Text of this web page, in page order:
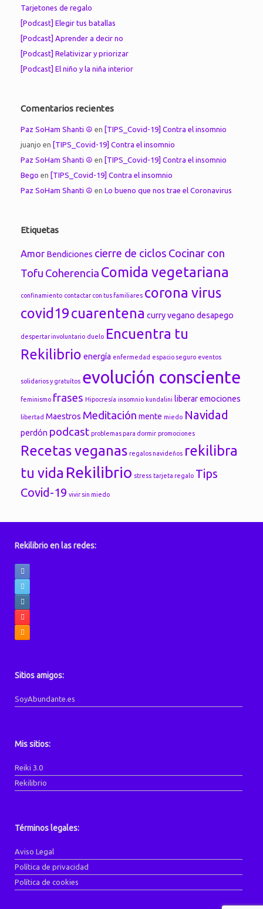
Tarjetones de regalo
[Podcast] Elegir tus batallas
[Podcast] Aprender a decir no
[Podcast] Relativizar y priorizar
[Podcast] El niño y la niña interior
Comentarios recientes
Paz SoHam Shanti ☮ en [TIPS_Covid-19] Contra el insomnio
juanjo en [TIPS_Covid-19] Contra el insomnio
Paz SoHam Shanti ☮ en [TIPS_Covid-19] Contra el insomnio
Bego en [TIPS_Covid-19] Contra el insomnio
Paz SoHam Shanti ☮ en Lo bueno que nos trae el Coronavirus
Etiquetas
Amor Bendiciones cierre de ciclos Cocinar con
Tofu Coherencia Comida vegetariana
confinamiento contactar con tus familiares corona virus
covid19cuarentena curry vegano desapego
despertar involuntario duelo Encuentra tu
Rekilibrio energía enfermedad espacio seguro eventos
solidarios y gratuítos evolución consciente
feminismo frases Hipocresía insomnio kundalini liberar emociones
libertad Maestros Meditación mente miedo Navidad
perdón podcast problemas para dormir promociones
Recetas veganas regalos navideños rekilibra
tu vida Rekilibrio stress tarjeta regalo Tips
Covid-19 vivir sin miedo
Rekilibrio en las redes:
Sitios amigos:
SoyAbundante.es
Mis sitios:
Reiki 3.0
Rekilibrio
Términos legales:
Aviso Legal
Política de privacidad
Política de cookies